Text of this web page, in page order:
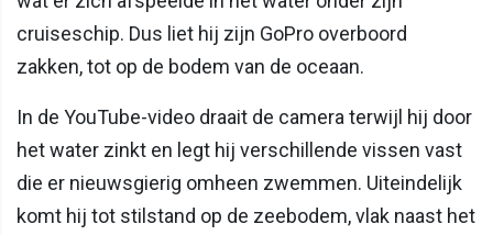
cruiseschip. Dus liet hij zijn GoPro overboord
zakken, tot op de bodem van de oceaan.
In de YouTube-video draait de camera terwijl hij door
het water zinkt en legt hij verschillende vissen vast
die er nieuwsgierig omheen zwemmen. Uiteindelijk
komt hij tot stilstand op de zeebodem, vlak naast het